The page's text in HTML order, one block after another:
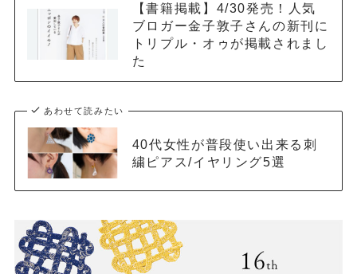
【書籍掲載】4/30発売！人気
ブロガー金子敦子さんの新刊に
トリプル・オゥが掲載されまし
た
あわせて読みたい
40代女性が普段使い出来る刺
繍ピアス/イヤリング5選